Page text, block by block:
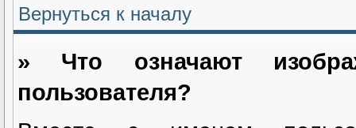
Вернуться к началу
» Что означают
пользователя?